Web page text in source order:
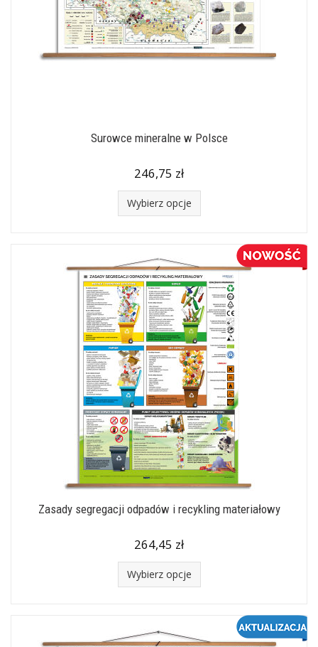
Surowce mineralne w Polsce
246,75 zł
Wybierz opcje
Zasady segregacji odpadów i recykling materiałowy
264,45 zł
Wybierz opcje